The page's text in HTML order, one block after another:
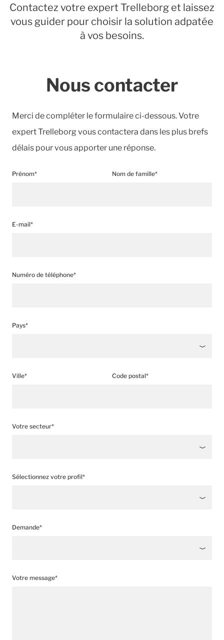
Contactez votre expert Trelleborg et laissez
vous guider pour choisir la solution adpatée
à vos besoins.
Nous contacter
Merci de compléter le formulaire ci-dessous. Votre
expert Trelleborg vous contactera dans les plus brefs
délais pour vous apporter une réponse.
Prénom* Nom de famille*
E-mail*
Numéro de téléphone*
Pays*
Ville* Code postal*
Votre secteur*
Sélectionnez votre profil*
Demande*
Votre message*